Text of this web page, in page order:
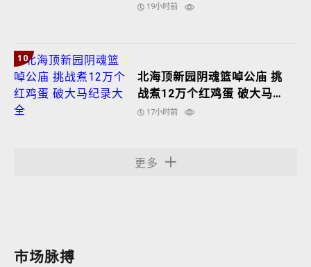
19小时前
10
北海顶新园阴魂篮啅公庙 挑
战煮12万个红鸡蛋 破大马纪
录大全
17小时前
更多
市场脉搏